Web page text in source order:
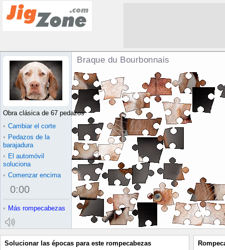
Braque du Bourbonnais
Obra clásica de 67 pedazos
• Cambiar el corte
• Pedazos de la
barajadura
• El automóvil
soluciona
• Comenzar encima
0:00
• Más rompecabezas
Solucionar las épocas para este rompecabezas